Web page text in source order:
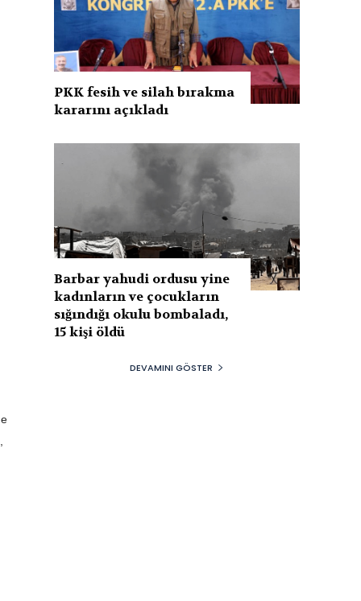
PKK fesih ve silah bırakma
kararını açıkladı
Barbar yahudi ordusu yine
kadınların ve çocukların
sığındığı okulu bombaladı,
15 kişi öldü
DEVAMINI GÖSTER